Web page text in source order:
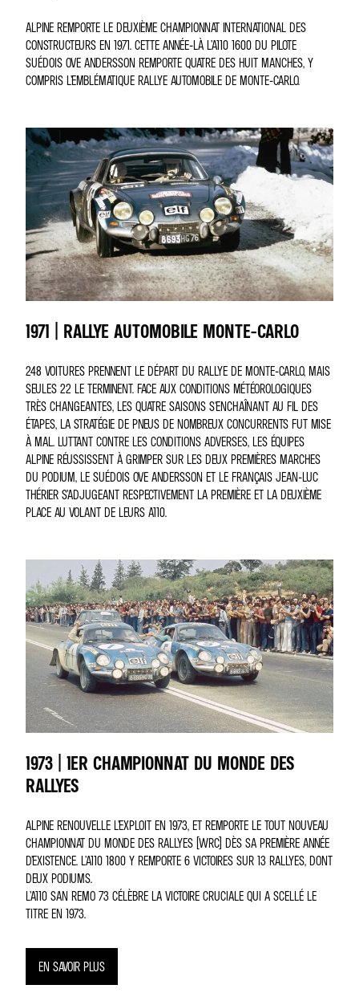
ALPINE REMPORTE LE DEUXIÈME CHAMPIONNAT INTERNATIONAL DES
CONSTRUCTEURS EN 1971. CETTE ANNÉE-LÀ L’A110 1600 DU PILOTE
SUÉDOIS OVE ANDERSSON REMPORTE QUATRE DES HUIT MANCHES, Y
COMPRIS L’EMBLÉMATIQUE RALLYE AUTOMOBILE DE MONTE-CARLO.
1971 | RALLYE AUTOMOBILE MONTE-CARLO
248 VOITURES PRENNENT LE DÉPART DU RALLYE DE MONTE-CARLO, MAIS
SEULES 22 LE TERMINENT. FACE AUX CONDITIONS MÉTÉOROLOGIQUES
TRÈS CHANGEANTES, LES QUATRE SAISONS S'ENCHAÎNANT AU FIL DES
ÉTAPES, LA STRATÉGIE DE PNEUS DE NOMBREUX CONCURRENTS FUT MISE
À MAL. LUTTANT CONTRE LES CONDITIONS ADVERSES, LES ÉQUIPES
ALPINE RÉUSSISSENT À GRIMPER SUR LES DEUX PREMIÈRES MARCHES
DU PODIUM, LE SUÉDOIS OVE ANDERSSON ET LE FRANÇAIS JEAN-LUC
THÉRIER S’ADJUGEANT RESPECTIVEMENT LA PREMIÈRE ET LA DEUXIÈME
PLACE AU VOLANT DE LEURS A110.
1973 | 1ER CHAMPIONNAT DU MONDE DES
RALLYES
ALPINE RENOUVELLE L’EXPLOIT EN 1973, ET REMPORTE LE TOUT NOUVEAU
CHAMPIONNAT DU MONDE DES RALLYES (WRC) DÈS SA PREMIÈRE ANNÉE
D’EXISTENCE. L’A110 1800 Y REMPORTE 6 VICTOIRES SUR 13 RALLYES, DONT
DEUX PODIUMS.
L’A110 SAN REMO 73 CÉLÈBRE LA VICTOIRE CRUCIALE QUI A SCELLÉ LE
TITRE EN 1973.
EN SAVOIR PLUS